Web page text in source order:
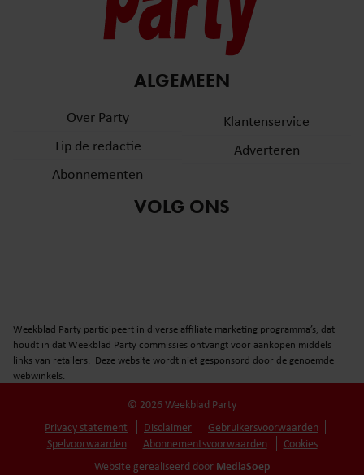
ALGEMEEN
Over Party
Tip de redactie
Abonnementen
Klantenservice
Adverteren
VOLG ONS
Weekblad Party participeert in diverse affiliate marketing programma’s, dat
houdt in dat Weekblad Party commissies ontvangt voor aankopen middels
links van retailers. Deze website wordt niet gesponsord door de genoemde
webwinkels.
© 2026 Weekblad Party
Privacy statement
Disclaimer
Gebruikersvoorwaarden
Spelvoorwaarden
Abonnementsvoorwaarden
Cookies
Website gerealiseerd door MediaSoep